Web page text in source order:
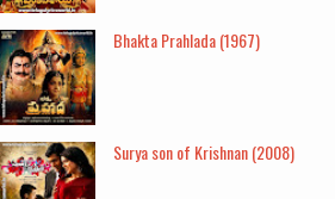
Bhakta Prahlada (1967)
Surya son of Krishnan (2008)